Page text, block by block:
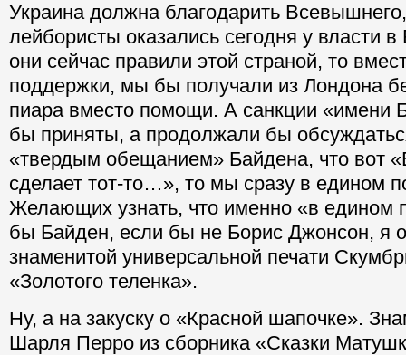
Украина должна благодарить
лейбористы оказались сегодня у власти
они сейчас правили этой страной, то
поддержки, мы бы получали из Лондона
пиара вместо помощи. А санкции «имени
бы приняты, а продолжали бы
«твердым обещанием» Байдена, что вот
сделает тот-то…», то мы сразу в едином
Желающих узнать, что именно «в едином
бы Байден, если бы не Борис Джонсон, я
знаменитой универсальной печати
«Золотого теленка».
Ну, а на закуску о «Красной шапочке».
Шарля Перро из сборника «Сказки